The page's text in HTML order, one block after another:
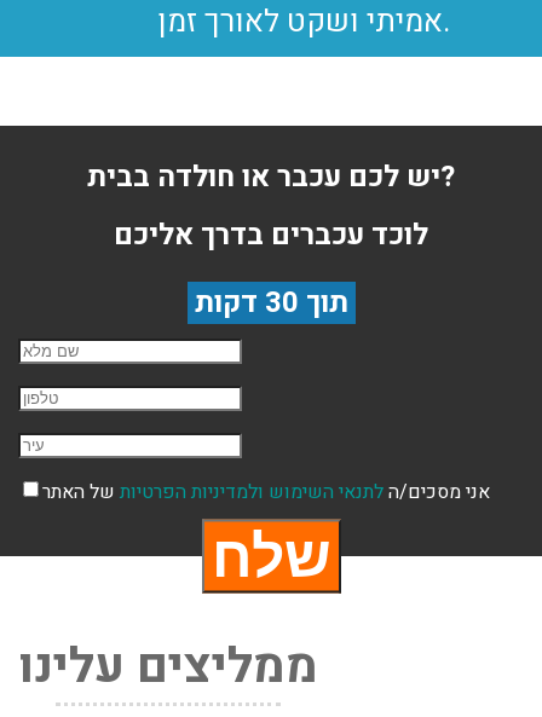
ממליצים עלינו
יש לכם עכבר או חולדה בבית?
לוכד עכברים בדרך אליכם
שם השולח
טלפון
עיר
אני מסכים/הלתנאי השימוש ולמדיניות הפרטיות של האתר